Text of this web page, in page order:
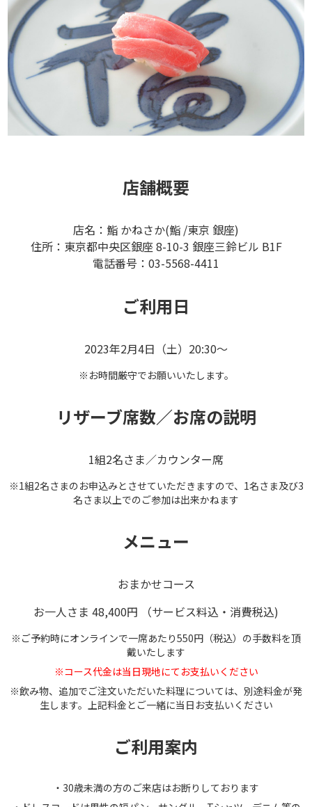
店舗概要
店名：鮨 かねさか(鮨 /東京 銀座)
住所：東京都中央区銀座 8-10-3 銀座三鈴ビル B1F
電話番号：03-5568-4411
ご利用日
2023年2月4日（土）20:30～
※お時間厳守でお願いいたします。
リザーブ席数／お席の説明
1組2名さま／カウンター席
※1組2名さまのお申込みとさせていただきますので、1名さま及び3
名さま以上でのご参加は出来かねます
メニュー
おまかせコース
お一人さま 48,400円 （サービス料込・消費税込)
※ご予約時にオンラインで一席あたり550円（税込）の手数料を頂
戴いたします
※コース代金は当日現地にてお支払いください
※飲み物、追加でご注文いただいた料理については、別途料金が発
生します。上記料金とご一緒に当日お支払いください
ご利用案内
・30歳未満の方のご来店はお断りしております